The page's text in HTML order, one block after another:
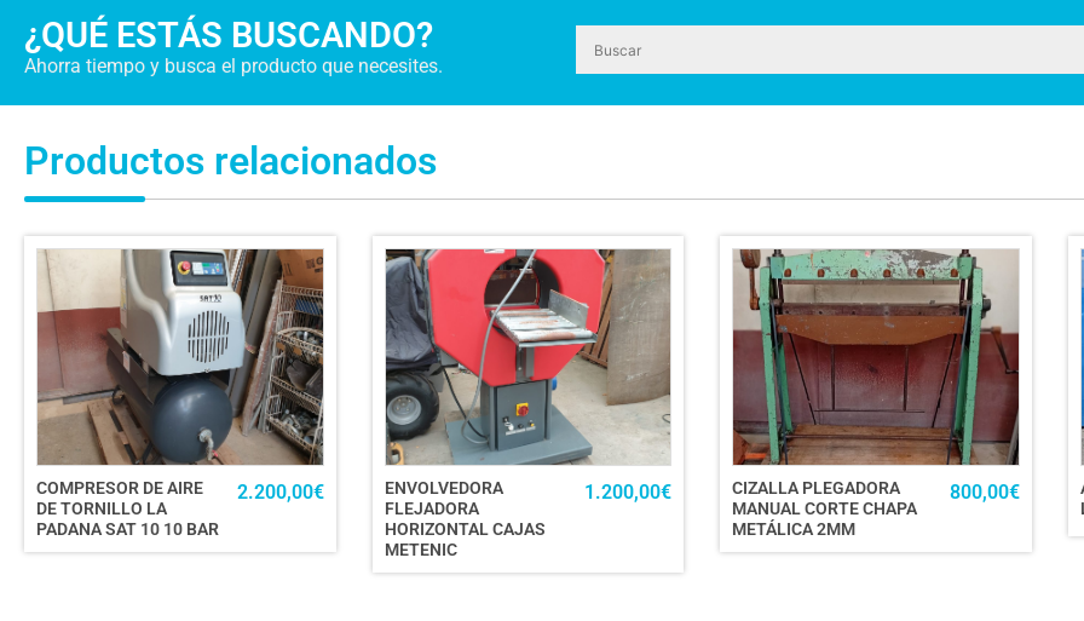
¿QUÉ ESTÁS BUSCANDO?
Ahorra tiempo y busca el producto que necesites.
Productos relacionados
COMPRESOR DE AIRE
DE TORNILLO LA
PADANA SAT 10 10 BAR
2.200,00€
ENVOLVEDORA
FLEJADORA
HORIZONTAL CAJAS
METENIC
1.200,00€
CIZALLA PLEGADORA
MANUAL CORTE CHAPA
METÁLICA 2MM
800,00€